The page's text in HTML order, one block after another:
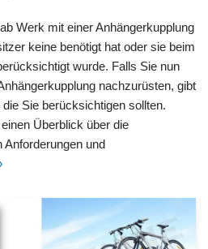
Werk mit einer Anhängerkupplung
keine benötigt hat oder sie beim
wurde. Falls Sie nun
nachzurüsten, gibt
Sie berücksichtigen sollten.
Überblick über die
und